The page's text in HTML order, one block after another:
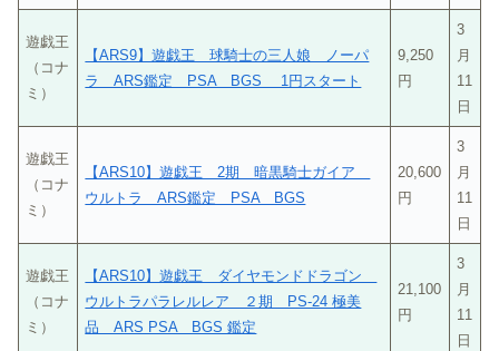
遊戯王
（コナ
ミ）
【ARS9】遊戯王 球騎士の三人娘 ノーパ
ラ ARS鑑定 PSA BGS 1円スタート
9,250
円
3
月
11
日
遊戯王
（コナ
ミ）
【ARS10】遊戯王 2期 暗黒騎士ガイア
ウルトラ ARS鑑定 PSA BGS
20,600
円
3
月
11
日
遊戯王
（コナ
ミ）
【ARS10】遊戯王 ダイヤモンドドラゴン
ウルトラパラレルレア ２期 PS-24 極美
品 ARS PSA BGS 鑑定
21,100
円
3
月
11
日